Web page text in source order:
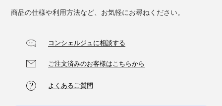
商品の仕様や利用方法など、お気軽にお尋ねください。
コンシェルジュに相談する
ご注文済みのお客様はこちらから
よくあるご質問